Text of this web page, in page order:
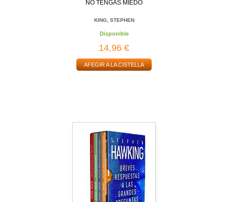
NO TENGAS MIEDO
KING, STEPHEN
Disponible
14,96 €
AFEGIR A LA CISTELLA